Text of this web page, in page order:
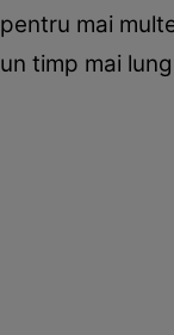
pentru mai
un timp mai